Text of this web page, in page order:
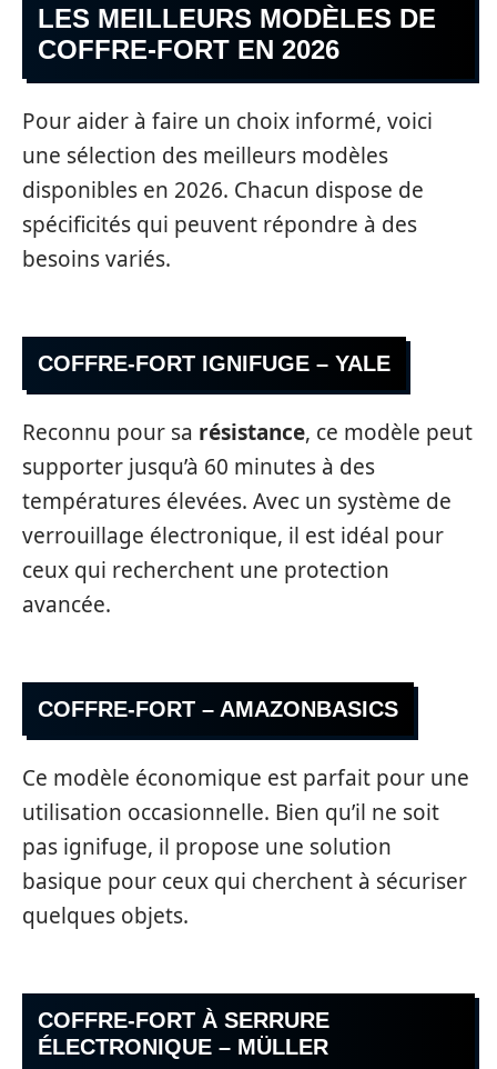
LES MEILLEURS MODÈLES DE
COFFRE-FORT EN 2026
Pour aider à faire un choix informé, voici
une sélection des meilleurs modèles
disponibles en 2026. Chacun dispose de
spécificités qui peuvent répondre à des
besoins variés.
COFFRE-FORT IGNIFUGE – YALE
Reconnu pour sa résistance, ce modèle peut
supporter jusqu’à 60 minutes à des
températures élevées. Avec un système de
verrouillage électronique, il est idéal pour
ceux qui recherchent une protection
avancée.
COFFRE-FORT – AMAZONBASICS
Ce modèle économique est parfait pour une
utilisation occasionnelle. Bien qu’il ne soit
pas ignifuge, il propose une solution
basique pour ceux qui cherchent à sécuriser
quelques objets.
COFFRE-FORT À SERRURE
ÉLECTRONIQUE – MÜLLER